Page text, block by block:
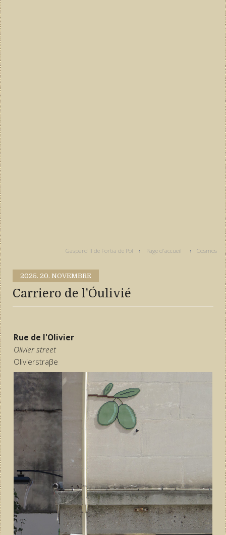
Gaspard II de Fortia de Pol Page d'accueil Cosmos
2025. 20. NOVEMBRE
Carriero de l'Óulivié
Rue de l'Olivier
Olivier street
Olivierstraβe